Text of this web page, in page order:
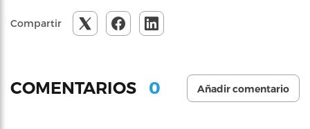
Compartir
COMENTARIOS 0 Añadir comentario